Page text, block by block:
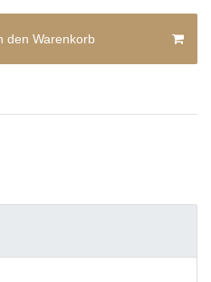
den Warenkorb